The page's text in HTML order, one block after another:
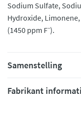
Sodium Sulfate,
Hydroxide,
(1450 ppm F⁻).
Samenstelling
Fabrikant